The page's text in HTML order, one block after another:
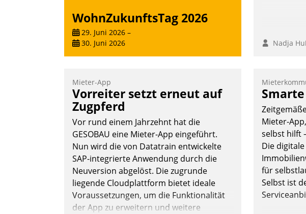
WohnZukunftsTag 2026
29. Juni 2026 –
30. Juni 2026
Nadja
Mieter-App
Vorreiter setzt erneut auf
Zugpferd
Vor rund einem Jahrzehnt hat die
GESOBAU eine Mieter-App eingeführt.
Nun wird die von Datatrain entwickelte
SAP-integrierte Anwendung durch die
Neuversion abgelöst. Die zugrunde
liegende Cloudplattform bietet ideale
Voraussetzungen, um die Funktionalität
der App zu erweitern und weitere
Mieter-
selbst hilft
Die
für
Selbst ist